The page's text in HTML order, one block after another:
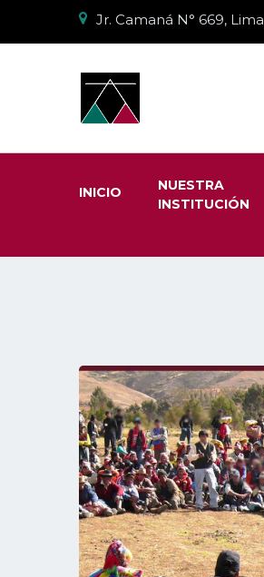
Jr. Camaná N° 669, Lima
INICIO
NUESTRA
INSTITUCIÓN